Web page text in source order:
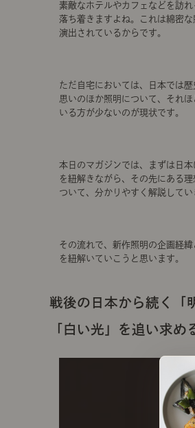
素敵なホテルやカフェなどを訪れ
落ち着きますよね。これは綿密な
演出されているからです。
ただ自宅においては、日本では
思いのほか照明について、それ
いる方が少ないのが現状です。
本日のマガジンでは、まずは日
を紐解きながら、その先にある
ついて、分かりやすく解説してい
その流れで、新作照明の企画経
を紐解いていこうと思います。
戦後の日本から続く「
「白い光」を追い求め